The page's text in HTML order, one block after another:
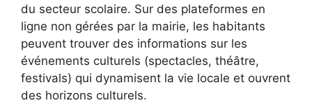
du secteur scolaire. Sur des plateformes en
ligne non gérées par la mairie, les habitants
peuvent trouver des informations sur les
événements culturels (spectacles, théâtre,
festivals) qui dynamisent la vie locale et ouvrent
des horizons culturels.